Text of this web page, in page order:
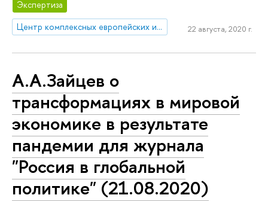
Экспертиза
Центр комплексных европейских и международных исследований (ЦКЕМИ)
22 августа, 2020 г.
А.А.Зайцев о
трансформациях в мировой
экономике в результате
пандемии для журнала
"Россия в глобальной
политике" (21.08.2020)